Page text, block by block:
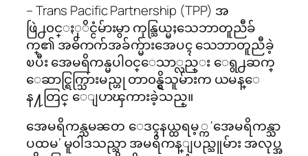
– Trans Pacific Partnership (TPP) အ
ဖြဲ႕၀င္ႏုိင္ငံမ်ားမွာ ကုန္သြယ္မႈသေဘာတူညီခ်
က္၏ အဓိကက်အခ်က္မ်ားအေပၚ သေဘာတူညီခဲ့
ၿပီး အေမရိကန္မပါဝင္ေသာ္လည္း ေရွ႕ဆက္
ေဆာင္ရြက္သြားမည္ဟု တာ၀န္ရွိသူမ်ားက ယမန္ေ
န႔တြင္ ေျပာၾကားခဲ့သည္။
အေမရိကန္သမၼတ ေဒၚနယ္ထရမ့္က ‘အေမရိကန္သာ
ပထမ’ မူ၀ါဒသည္သာ အမရိကန္ျပည္သူမ်ား အလုပ္အ